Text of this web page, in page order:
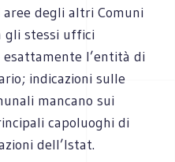
degli altri Comuni
gli stessi uffici
esattamente l’entità di
indicazioni sulle
mancano sui
capoluoghi di
dell’Istat.